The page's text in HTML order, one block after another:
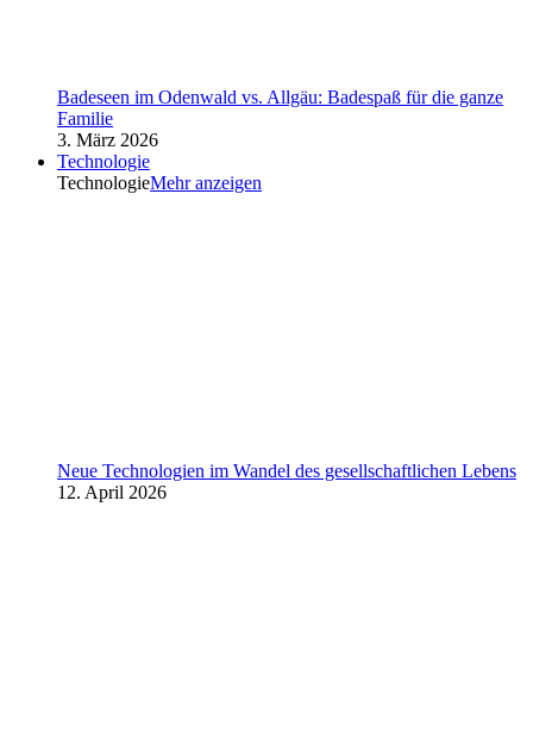
Badeseen im Odenwald vs. Allgäu: Badespaß für die ganze
Familie
3. März 2026
Technologie
TechnologieMehr anzeigen
Neue Technologien im Wandel des gesellschaftlichen Lebens
12. April 2026